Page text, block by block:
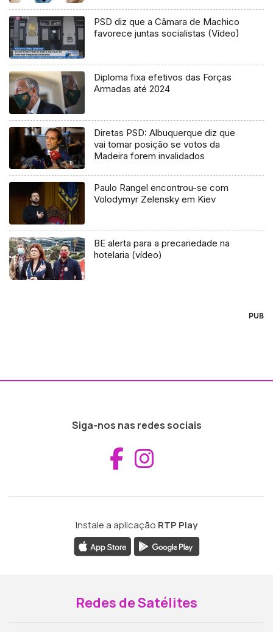
PSD diz que a Câmara de Machico
favorece juntas socialistas (Vídeo)
Diploma fixa efetivos das Forças
Armadas até 2024
Diretas PSD: Albuquerque diz que
vai tomar posição se votos da
Madeira forem invalidados
Paulo Rangel encontrou-se com
Volodymyr Zelensky em Kiev
BE alerta para a precariedade na
hotelaria (vídeo)
PUB
Siga-nos nas redes sociais
Aceder ao
Instale a aplicação RTP Play
Redes de Satélites